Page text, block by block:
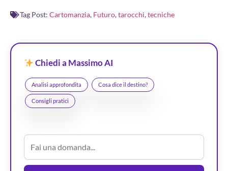
Tag Post: Cartomanzia, Futuro,tarocchi,tecniche
Chiedi a Massimo AI
Analisi approfondita Cosa dice il destino?
Consigli pratici